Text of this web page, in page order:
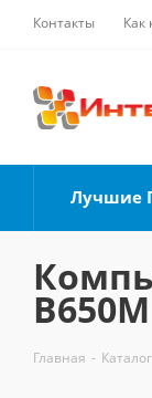
Контакты Как
Лучшие
Главная - Каталог